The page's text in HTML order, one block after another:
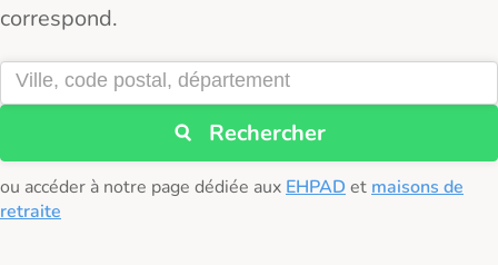
correspond.
Rechercher
ou accéder à notre page dédiée aux EHPAD et maisons de
retraite